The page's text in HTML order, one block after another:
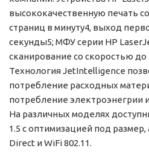
высококачественную печать
страниц в минуту4, выход
секунды5; МФУ серии HP
сканирование со скоростью до
Технология JetIntelligence
потребление расходных
потребление электроэнегрии
На различных моделях
1.5 с оптимизацией под
Direct и WiFi 802.11.